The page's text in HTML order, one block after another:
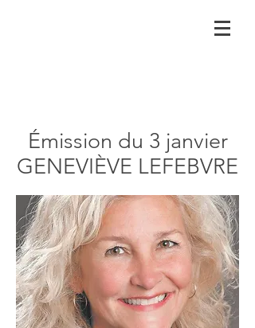
Émission du 3 janvier
GENEVIÈVE LEFEBVRE